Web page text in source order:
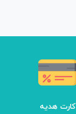
کارت هدیه